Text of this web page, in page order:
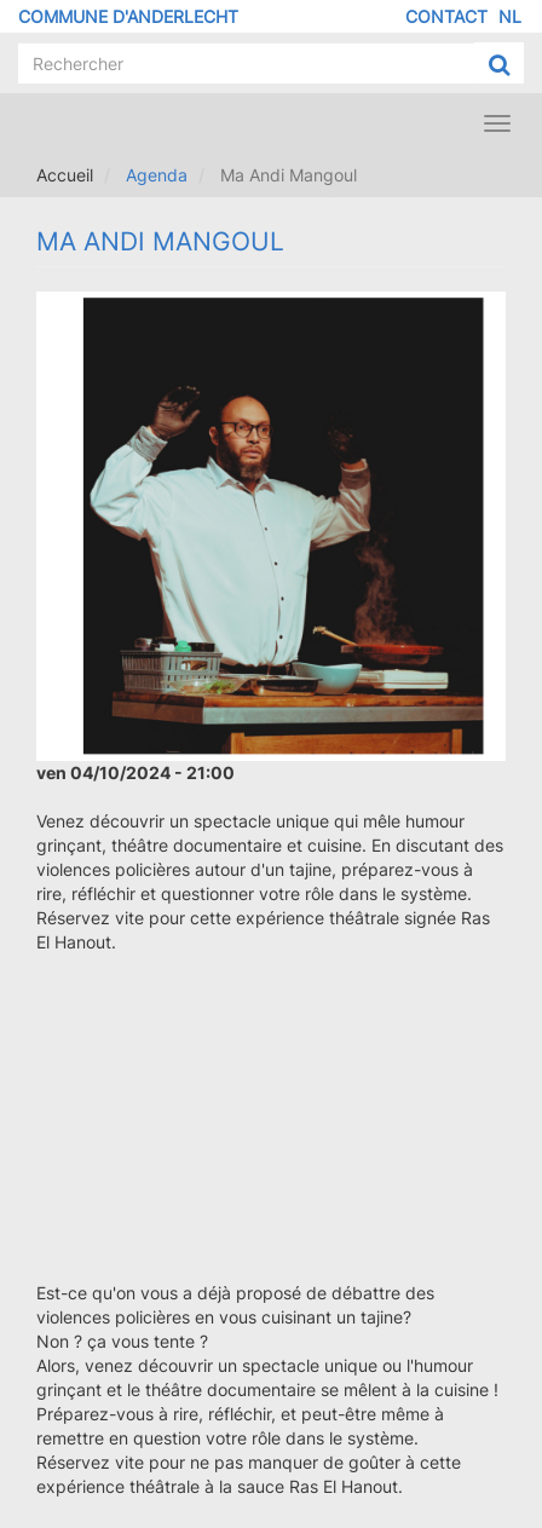
Aller
contenu
COMMUNE D'ANDERLECHT NL
DE
CONTACT
Accueil
Agenda Ma Andi Mangoul
MA ANDI MANGOUL
ven 04/10/2024 - 21:00
Venez découvrir un spectacle unique qui mêle humour
grinçant, théâtre documentaire et cuisine. En discutant des
violences policières autour d'un tajine, préparez-vous à
rire, réfléchir et questionner votre rôle dans le système.
Réservez vite pour cette expérience théâtrale signée Ras
El Hanout.
Est-ce qu'on vous a déjà proposé de débattre des
violences policières en vous cuisinant un tajine?
Non ? ça vous tente ?
Alors, venez découvrir un spectacle unique ou l'humour
grinçant et le théâtre documentaire se mêlent à la cuisine !
Préparez-vous à rire, réfléchir, et peut-être même à
remettre en question votre rôle dans le système.
Réservez vite pour ne pas manquer de goûter à cette
expérience théâtrale à la sauce Ras El Hanout.